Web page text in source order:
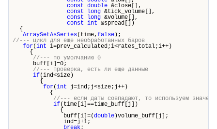
const double &close[],
const
long &tick_volume[],
const
long &volume[],
const int &spread[])
{
ArraySetAsSeries(time, false );
//--- цикл для еще необработанных баров
for(int i=prev_calculated;i<rates_total;i++)
{
//--- по умолчанию 0
buff[i]=0;
//--- проверка, есть ли еще данные
if(ind<size)
{
for(int j=ind;j<size;j++)
{
//--- если даты совпадают, то используем
if(time[i]==time_buff[j])
{
buff[i]=(double )volume_buff[j];
ind=j+1;
break;